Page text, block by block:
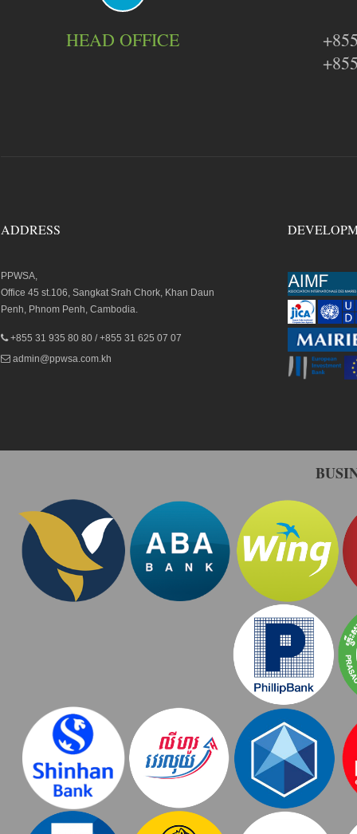
HEAD OFFICE
ADDRESS
PPWSA,
Office 45 st.106, Sangkat Srah Chork, Khan Daun
Penh, Phnom Penh, Cambodia.
+855 31 935 80 80 / +855 31 625 07 07
admin@ppwsa.com.kh